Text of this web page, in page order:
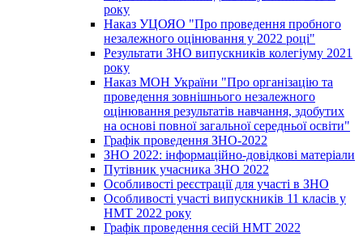
року
Наказ УЦОЯО "Про проведення пробного
незалежного оцінювання у 2022 році"
Результати ЗНО випускників колегіуму 2021
року
Наказ МОН України "Про організацію та
проведення зовнішнього незалежного
оцінювання результатів навчання, здобутих
на основі повної загальної середньої освіти"
Графік проведення ЗНО-2022
ЗНО 2022: інформаційно-довідкові матеріали
Путівник учасника ЗНО 2022
Особливості реєстрації для участі в ЗНО
Особливості участі випускників 11 класів у
НМТ 2022 року
Графік проведення сесій НМТ 2022